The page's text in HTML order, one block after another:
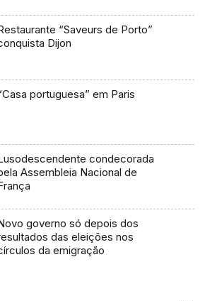
“Saveurs de Porto”
Dijon
portuguesa” em Paris
condecorada
Assembleia Nacional de
governo só depois dos
das eleições nos
da emigração